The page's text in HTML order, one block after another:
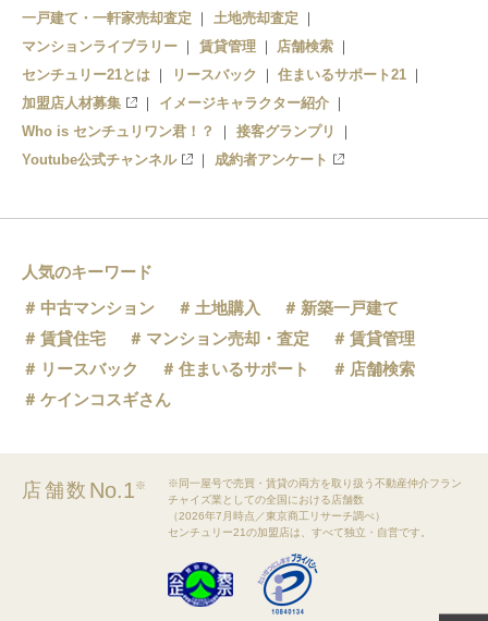
一戸建て・一軒家売却査定
土地売却査定
マンションライブラリー
賃貸管理
店舗検索
センチュリー21とは
リースバック
住まいるサポート21
加盟店人材募集
イメージキャラクター紹介
Who is センチュリワン君！？
接客グランプリ
Youtube公式チャンネル
成約者アンケート
人気のキーワード
中古マンション
土地購入
新築一戸建て
賃貸住宅
マンション売却・査定
賃貸管理
リースバック
住まいるサポート
店舗検索
ケインコスギさん
店舗数 No.1※
※同一屋号で売買・賃貸の両方を取り扱う不動産仲介フラン
チャイズ業としての全国における店舗数
（2026年7月時点／東京商工リサーチ調べ）
センチュリー21の加盟店は、すべて独立・自営です。